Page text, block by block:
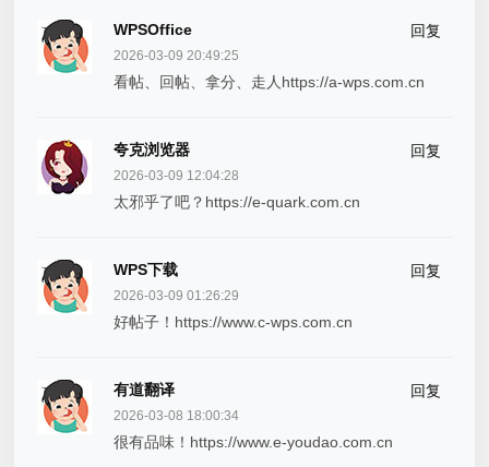
WPSOffice 回复
2026-03-09 20:49:25
看帖、回帖、拿分、走人https://a-wps.com.cn
夸克浏览器 回复
2026-03-09 12:04:28
太邪乎了吧？https://e-quark.com.cn
WPS下载 回复
2026-03-09 01:26:29
好帖子！https://www.c-wps.com.cn
有道翻译 回复
2026-03-08 18:00:34
很有品味！https://www.e-youdao.com.cn